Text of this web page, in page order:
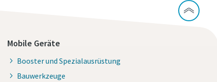
Mobile Geräte
Booster und Spezialausrüstung
Bauwerkzeuge